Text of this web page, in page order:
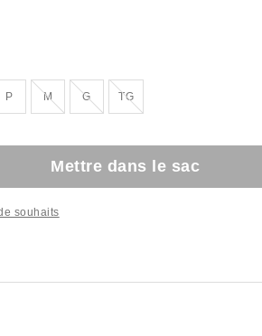
P MÉpuiséGÉpuiséTGÉpuisé
Mettre dans le sac
souhaits